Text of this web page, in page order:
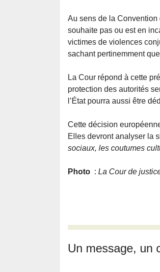
Au sens de la Convention
souhaite pas ou est en
victimes de violences
sachant pertinemment
La Cour répond à cette
protection des autorités
l’État pourra aussi être
Cette décision
Elles devront analyser la
sociaux, les coutumes
Photo : La Cour de
Un message, un